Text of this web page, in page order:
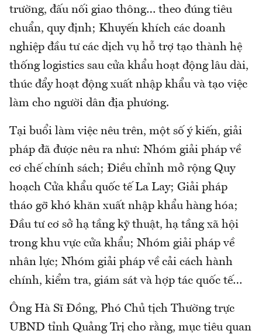
trường, đấu nối giao thông… theo đúng tiêu
chuẩn, quy định; Khuyến khích các doanh
nghiệp đầu tư các dịch vụ hỗ trợ tạo thành hệ
thống logistics sau cửa khẩu hoạt động lâu dài,
thúc đẩy hoạt động xuất nhập khẩu và tạo việc
làm cho người dân địa phương.
Tại buổi làm việc nêu trên, một số ý kiến, giải
pháp đã được nêu ra như: Nhóm giải pháp về
cơ chế chính sách; Điều chỉnh mở rộng Quy
hoạch Cửa khẩu quốc tế La Lay; Giải pháp
tháo gỡ khó khăn xuất nhập khẩu hàng hóa;
Đầu tư cơ sở hạ tầng kỹ thuật, hạ tầng xã hội
trong khu vực cửa khẩu; Nhóm giải pháp về
nhân lực; Nhóm giải pháp về cải cách hành
chính, kiểm tra, giám sát và hợp tác quốc tế…
Ông Hà Sĩ Đồng, Phó Chủ tịch Thường trực
UBND tỉnh Quảng Trị cho rằng, mục tiêu quan